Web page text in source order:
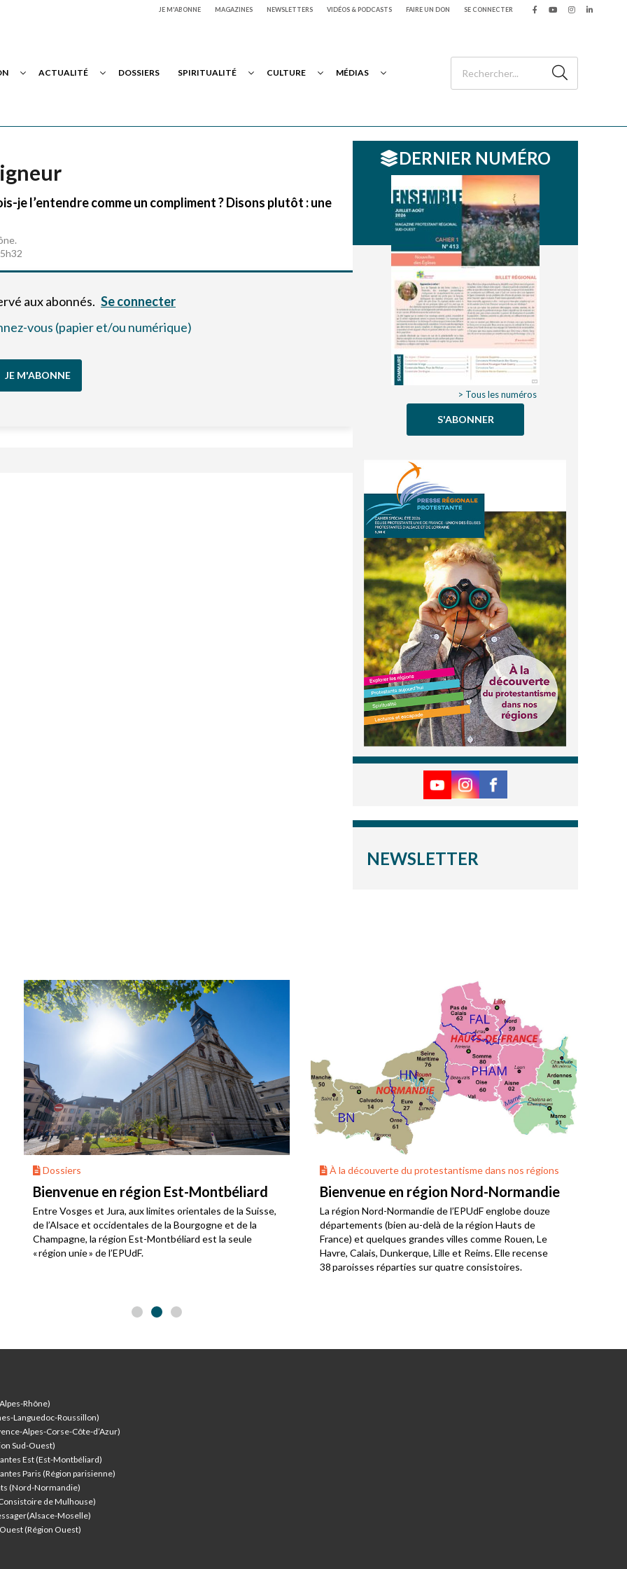
JE M'ABONNE MAGAZINES NEWSLETTERS VIDÉOS & PODCASTS FAIRE UN DON SE CONNECTER
ACTUALITÉ DOSSIERS SPIRITUALITÉ CULTURE MÉDIAS
je l’entendre comme un compliment ? Disons plutôt : une
aux abonnés. Se connecter
vous (papier et/ou numérique)
JE M'ABONNE
DERNIER NUMÉRO
> Tous les numéros
S'ABONNER
NEWSLETTER
Dossiers
Bienvenue en région Est-Montbéliard
Entre Vosges et Jura, aux limites orientales de la Suisse,
de l’Alsace et occidentales de la Bourgogne et de la
Champagne, la région Est-Montbéliard est la seule
« région unie » de l’EPUdF.
À la découverte du protestantisme dans nos régions
Bienvenue en région Nord-Normandie
La région Nord-Normandie de l’EPUdF englobe douze
départements (bien au-delà de la région Hauts de
France) et quelques grandes villes comme Rouen, Le
Havre, Calais, Dunkerque, Lille et Reims. Elle recense
38 paroisses réparties sur quatre consistoires.
Rhône)
Languedoc-Roussillon)
Alpes-Corse-Côte-d’Azur)
Sud-Ouest)
Est (Est-Montbéliard)
Paris (Région parisienne)
(Nord-Normandie)
de Mulhouse)
Moselle)
(Région Ouest)